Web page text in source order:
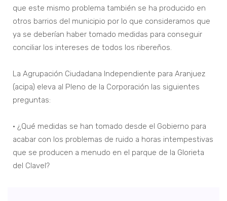
que este mismo problema también se ha producido en
otros barrios del municipio por lo que consideramos que
ya se deberían haber tomado medidas para conseguir
conciliar los intereses de todos los ribereños.
La Agrupación Ciudadana Independiente para Aranjuez
(acipa) eleva al Pleno de la Corporación las siguientes
preguntas:
• ¿Qué medidas se han tomado desde el Gobierno para
acabar con los problemas de ruido a horas intempestivas
que se producen a menudo en el parque de la Glorieta
del Clavel?